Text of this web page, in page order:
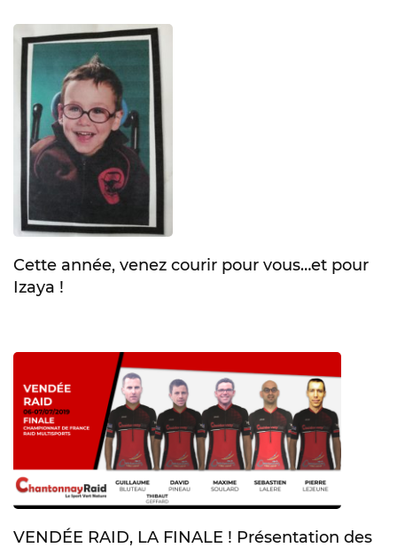
Cette année, venez courir pour vous…et pour
Izaya !
VENDÉE RAID, LA FINALE ! Présentation des